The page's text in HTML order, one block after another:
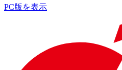
PC版を表示